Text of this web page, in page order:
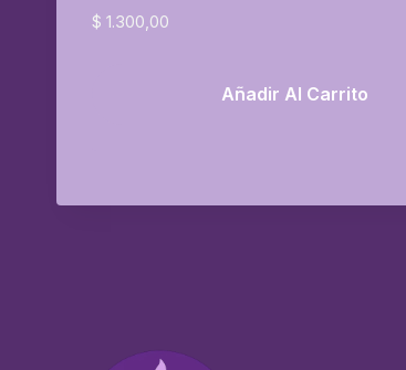
$ 1.300,00
Añadir Al Carrito